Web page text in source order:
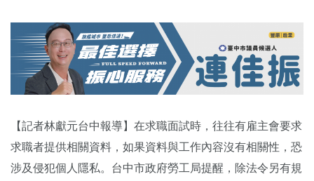
【記者林獻元台中報導】在求職面試時，往往有雇主會要求
求職者提供相關資料，如果資料與工作內容沒有相關性，恐
涉及侵犯個人隱私。台中市政府勞工局提醒，除法令另有規